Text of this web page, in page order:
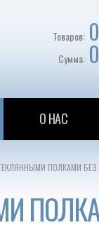
Товаров: 0
Сумма: 0
О НАС
ПОЛКАМИ